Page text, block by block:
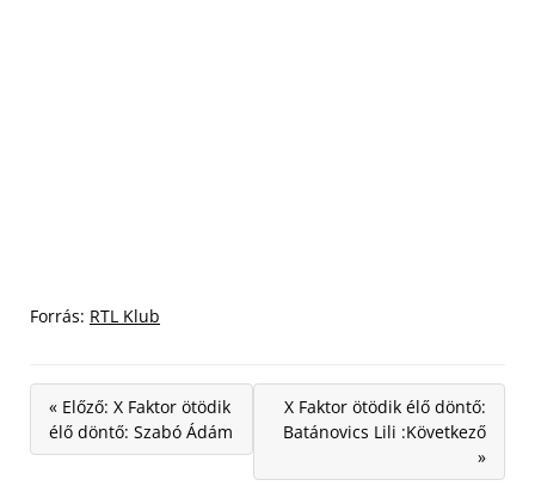
Forrás: RTL Klub
« Előző: X Faktor ötödik
élő döntő: Szabó Ádám
X Faktor ötödik élő döntő:
Batánovics Lili :Következő
»